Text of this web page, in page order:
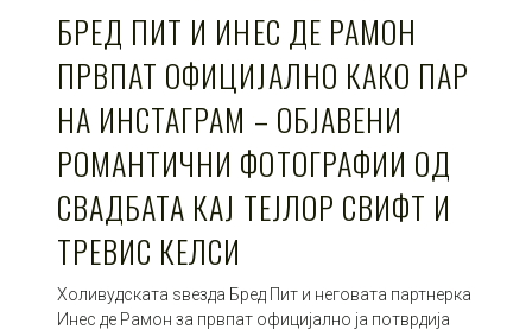
БРЕД ПИТ И ИНЕС ДЕ РАМОН
ПРВПАТ ОФИЦИЈАЛНО КАКО ПАР
НА ИНСТАГРАМ – ОБЈАВЕНИ
РОМАНТИЧНИ ФОТОГРАФИИ ОД
СВАДБАТА КАЈ ТЕЈЛОР СВИФТ И
ТРЕВИС КЕЛСИ
Холивудската ѕвезда Бред Пит и неговата партнерка
Инес де Рамон за првпат официјално ја потврдија